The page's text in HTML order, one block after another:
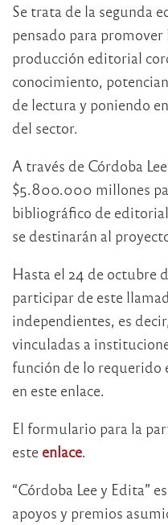
Se trata de la segunda
pensado para
producción editorial
conocimiento,
de lectura y poniendo
del sector.
A través de Córdoba
$5.800.000 millones
bibliográfico de
se destinarán al
Hasta el 24 de octubre
participar de este
independientes, es
vinculadas a
función de lo requerido
en este enlace.
El formulario para la
este enlace.
“Córdoba Lee y Edita”
apoyos y premios